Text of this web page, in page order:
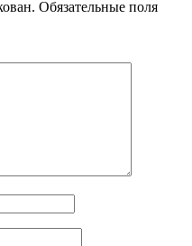
Обязательные поля